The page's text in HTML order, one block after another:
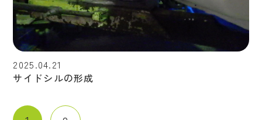
2025.04.21
サイドシルの形成